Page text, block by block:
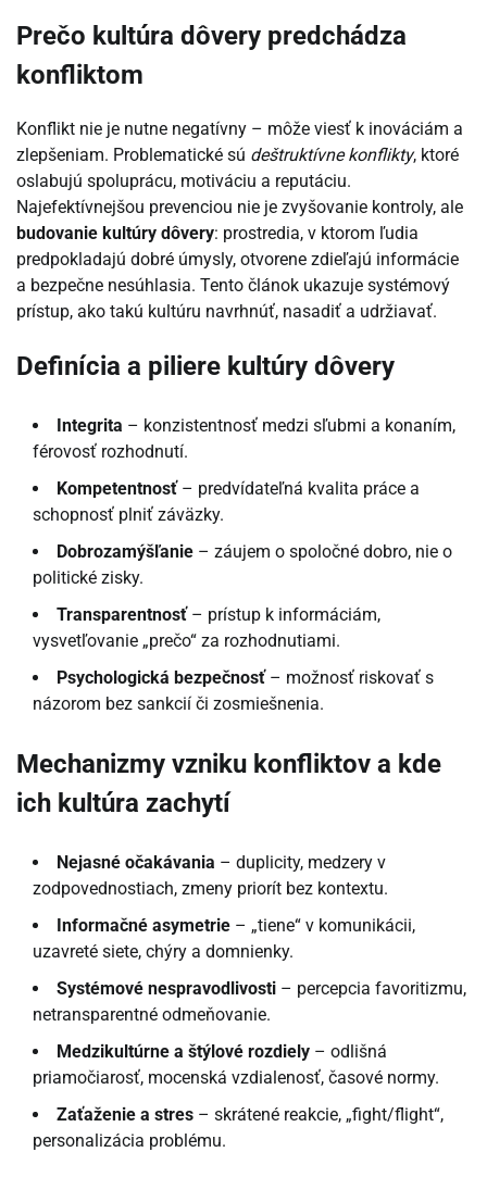
Prečo kultúra dôvery predchádza
konfliktom
Konflikt nie je nutne negatívny – môže viesť k inováciám a
zlepšeniam. Problematické sú deštruktívne konflikty, ktoré
oslabujú spoluprácu, motiváciu a reputáciu.
Najefektívnejšou prevenciou nie je zvyšovanie kontroly, ale
budovanie kultúry dôvery: prostredia, v ktorom ľudia
predpokladajú dobré úmysly, otvorene zdieľajú informácie
a bezpečne nesúhlasia. Tento článok ukazuje systémový
prístup, ako takú kultúru navrhnúť, nasadiť a udržiavať.
Definícia a piliere kultúry dôvery
Integrita – konzistentnosť medzi sľubmi a konaním,
férovosť rozhodnutí.
Kompetentnosť– predvídateľná kvalita práce a
schopnosť plniť záväzky.
Dobrozamýšľanie – záujem o spoločné dobro, nie o
politické zisky.
Transparentnosť– prístup k informáciám,
vysvetľovanie „prečo“ za rozhodnutiami.
Psychologická bezpečnosť– možnosť riskovať s
názorom bez sankcií či zosmiešnenia.
Mechanizmy vzniku konfliktov a kde
ich kultúra zachytí
Nejasné očakávania – duplicity, medzery v
zodpovednostiach, zmeny priorít bez kontextu.
Informačné asymetrie – „tiene“ v komunikácii,
uzavreté siete, chýry a domnienky.
Systémové nespravodlivosti – percepcia favoritizmu,
netransparentné odmeňovanie.
Medzikultúrne a štýlové rozdiely – odlišná
priamočiarosť, mocenská vzdialenosť, časové normy.
Zaťaženie a stres – skrátené reakcie, „fight/flight“,
personalizácia problému.